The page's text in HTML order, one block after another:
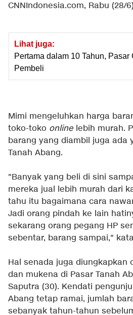
CNNIndonesia.com, Rabu (28/
Lihat juga:
Pertama dalam 10 Tahun, Pasar
Pembeli
Mimi mengeluhkan harga
toko-toko online lebih murah.
barang yang diambil juga ada
Tanah Abang.
"Banyak yang beli di sini
mereka jual lebih murah dari
tahu itu bagaimana cara
Jadi orang pindah ke lain
sekarang orang pegang HP
sebentar, barang sampai,"
Hal senada juga diungkapkan
dan mukena di Pasar Tanah
Saputra (30). Kendati
Abang tetap ramai, jumlah
sebanyak tahun-tahun